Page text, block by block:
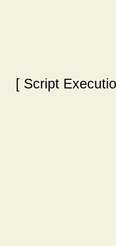
[ Script